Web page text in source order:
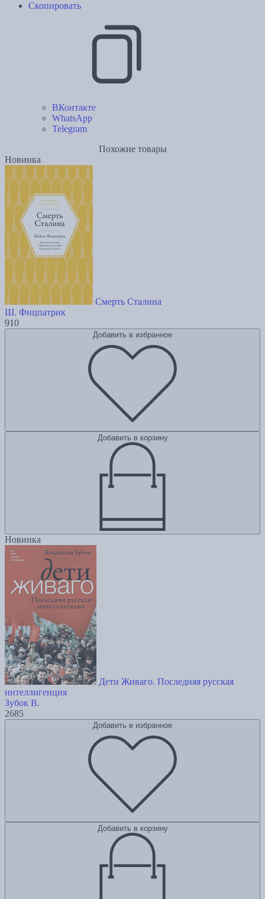
Скопировать
ВКонтакте
WhatsApp
Telegram
Похожие товары
Новинка
Смерть Сталина
Ш. Фицпатрик
910
Добавить в избранное
Добавить в корзину
Новинка
Дети Живаго. Последняя русская
интеллигенция
Зубок В.
2685
Добавить в избранное
Добавить в корзину